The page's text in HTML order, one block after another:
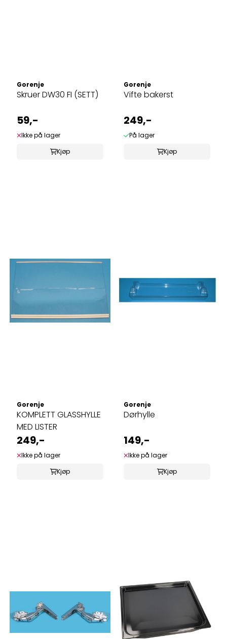
Gorenje
Skruer DW30 FI (SETT)
59,-
Ikke på lager
Kjøp
Gorenje
Vifte bakerst
249,-
På lager
Kjøp
Gorenje
KOMPLETT GLASSHYLLE
MED LISTER
249,-
Ikke på lager
Kjøp
Gorenje
Dørhylle
149,-
Ikke på lager
Kjøp